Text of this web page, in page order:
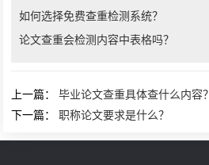
如何选择免费查重检测系统？
论文查重会检测内容中表格吗？
上一篇：毕业论文查重具体查什么内容？
下一篇：职称论文要求是什么？